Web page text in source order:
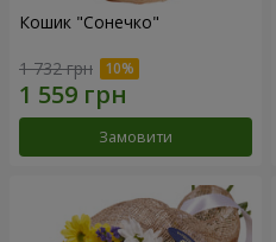
Кошик "Сонечко"
1 732 грн
Замовити